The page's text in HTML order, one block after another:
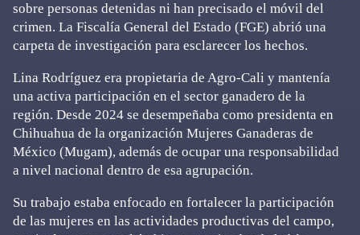
sobre personas detenidas ni han precisado el móvil del
crimen. La Fiscalía General del Estado (FGE) abrió una
carpeta de investigación para esclarecer los hechos.
Lina Rodríguez era propietaria de Agro-Cali y mantenía
una activa participación en el sector ganadero de la
región. Desde 2024 se desempeñaba como presidenta en
Chihuahua de la organización Mujeres Ganaderas de
México (Mugam), además de ocupar una responsabilidad
a nivel nacional dentro de esa agrupación.
Su trabajo estaba enfocado en fortalecer la participación
de las mujeres en las actividades productivas del campo,